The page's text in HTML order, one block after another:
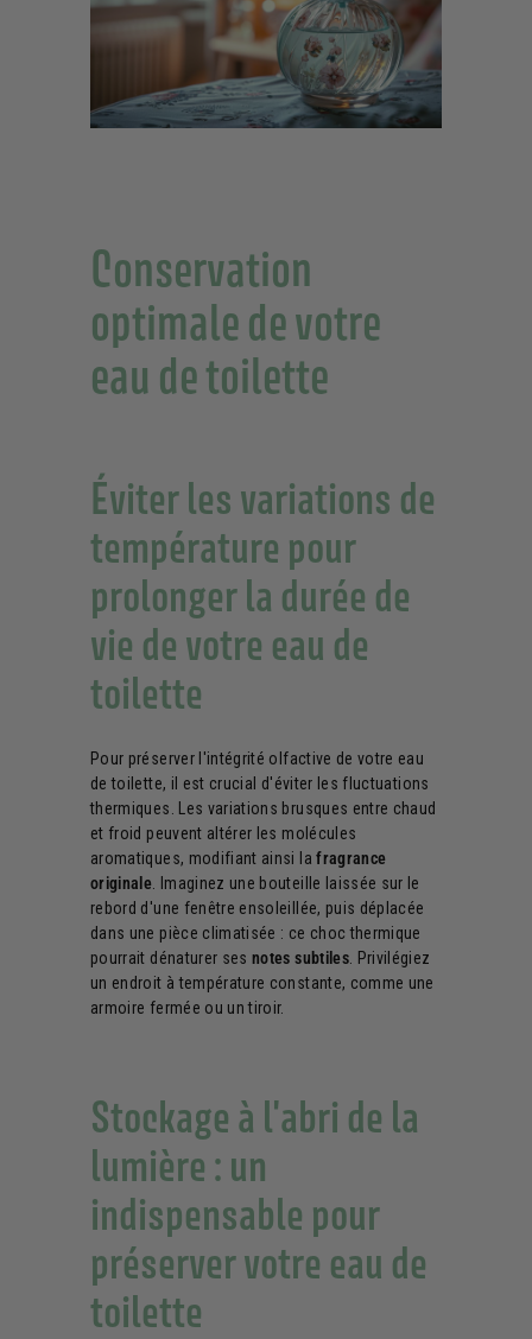
Conservation
optimale de votre
eau de toilette
Éviter les variations de
température pour
prolonger la durée de
vie de votre eau de
toilette
Pour préserver l'intégrité olfactive de votre eau
de toilette, il est crucial d'éviter les fluctuations
thermiques. Les variations brusques entre chaud
et froid peuvent altérer les molécules
aromatiques, modifiant ainsi lafragrance
originale. Imaginez une bouteille laissée sur le
rebord d'une fenêtre ensoleillée, puis déplacée
dans une pièce climatisée : ce choc thermique
pourrait dénaturer sesnotes subtiles. Privilégiez
un endroit à température constante, comme une
armoire fermée ou un tiroir.
Stockage à l'abri de la
lumière : un
indispensable pour
préserver votre eau de
toilette